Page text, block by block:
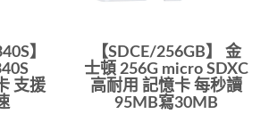
】
支援
【SDCE/256GB】 金
士頓 256G micro SDXC
高耐用 記憶卡 每秒讀
95MB寫30MB